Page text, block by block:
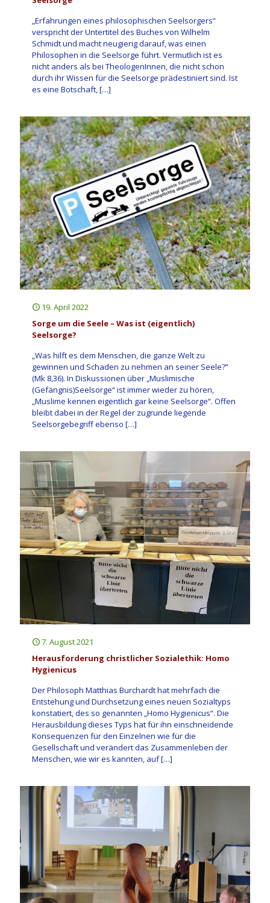
„Erfahrungen eines philosophischen Seelsorgers“
verspricht der Untertitel des Buches von Wilhelm
Schmidt und macht neugierig darauf, was einen
Philosophen in die Seelsorge führt. Vermutlich ist es
nicht anders als bei TheologenInnen, die nicht schon
durch ihr Wissen für die Seelsorge prädestiniert sind. Ist
es eine Botschaft,[…]
19. April 2022
Sorge um die Seele – Was ist (eigentlich)
Seelsorge?
„Was hilft es dem Menschen, die ganze Welt zu
gewinnen und Schaden zu nehmen an seiner Seele?“
(Mk 8,36). In Diskussionen über „Muslimische
(Gefängnis)Seelsorge“ ist immer wieder zu hören,
„Muslime kennen eigentlich gar keine Seelsorge“. Offen
bleibt dabei in der Regel der zugrunde liegende
Seelsorgebegriff ebenso […]
7. August 2021
Herausforderung christlicher Sozialethik: Homo
Hygienicus
Der Philosoph Matthias Burchardt hat mehrfach die
Entstehung und Durchsetzung eines neuen Sozialtyps
konstatiert, des so genannten „Homo Hygienicus“. Die
Herausbildung dieses Typs hat für ihn einschneidende
Konsequenzen für den Einzelnen wie für die
Gesellschaft und verändert das Zusammenleben der
Menschen, wie wir es kannten, auf[…]